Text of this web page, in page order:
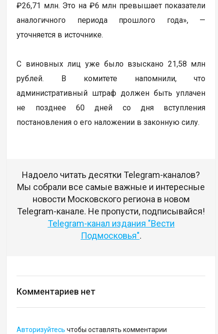
₽26,71 млн. Это на ₽6 млн превышает показатели
аналогичного периода прошлого года», —
уточняется в источнике.
С виновных лиц уже было взыскано 21,58 млн
рублей. В комитете напомнили, что
административный штраф должен быть уплачен
не позднее 60 дней со дня вступления
постановления о его наложении в законную силу.
Надоело читать десятки Telegram-каналов?
Мы собрали все самые важные и интересные
новости Московского региона в новом
Telegram-канале. Не пропусти, подписывайся!
Telegram-канал издания "Вести
Подмосковья".
Комментариев нет
Авторизуйтесь чтобы оставлять комментарии